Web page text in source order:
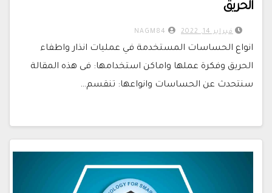
الحريق
فبراير 14, 2022
انواع الحساسات المستخدمة في عمليات انذار واطفاء
الحريق وفكرة عملها واماكن استخدامها: فى هذه المقالة
سنتحدث عن الحساسات وانواعها: تنقسم…